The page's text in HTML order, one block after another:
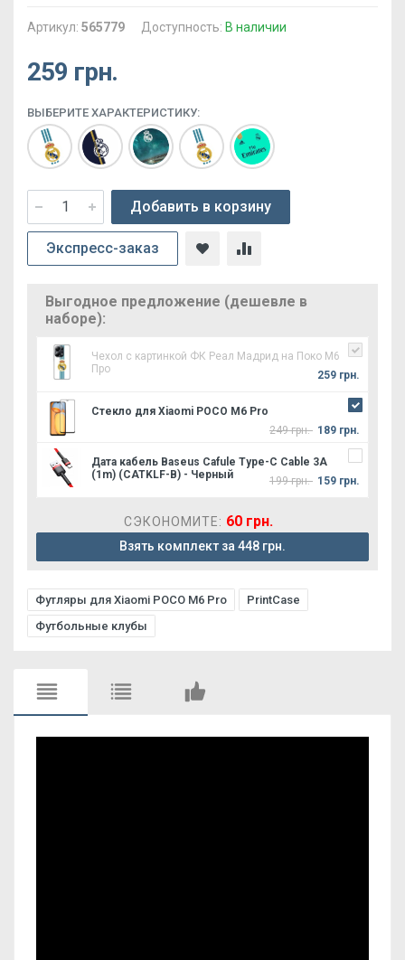
Артикул: 565779 Доступность: В наличии
259 грн.
ВЫБЕРИТЕ ХАРАКТЕРИСТИКУ:
Добавить в корзину
Экспресс-заказ
Выгодное предложение (дешевле в
наборе):
Чехол с картинкой ФК Реал Мадрид на Поко М6
Про
259 грн.
Стекло для Xiaomi POCO M6 Pro
249 грн. 189 грн.
Дата кабель Baseus Cafule Type-C Cable 3A
(1m) (CATKLF-B) - Черный
199 грн. 159 грн.
СЭКОНОМИТЕ: 60 грн.
Взять комплект за 448 грн.
Футляры для Xiaomi POCO M6 Pro
PrintCase
Футбольные клубы